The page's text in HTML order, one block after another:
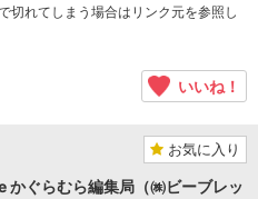
切れてしまう場合はリンク元を参照し
いいね！
お気に入り
かぐらむら編集局（㈱ビーブレッ